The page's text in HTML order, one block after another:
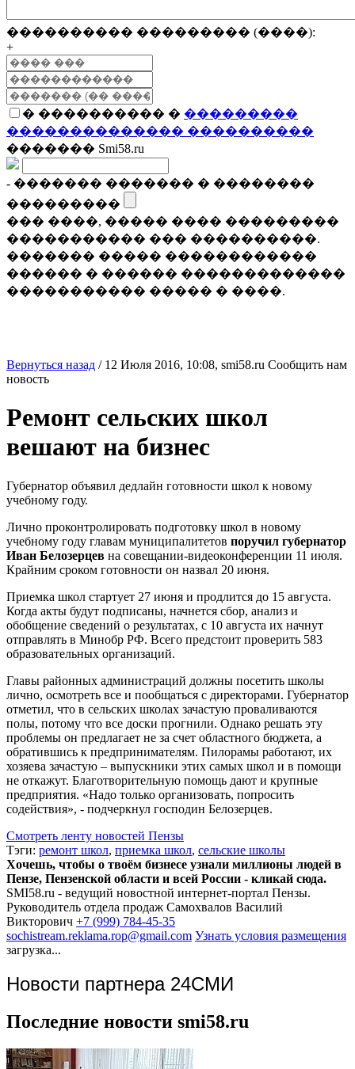
���������� ��������� (����):
+
� ���������� � ���������
�������������� ����������
������� Smi58.ru
- ������� ������� � ��������
���������
��� ����, ����� ���� ���������
����������� ��� ����������.
������� ����� ������������
������ � ������ �������������
����������� ����� � ����.
Вернуться назад / 12 Июля 2016, 10:08, smi58.ru Сообщить нам
новость
Ремонт сельских школ
вешают на бизнес
Губернатор объявил дедлайн готовности школ к новому
учебному году.
Лично проконтролировать подготовку школ в новому
учебному году главам муниципалитетов поручил губернатор
Иван Белозерцев на совещании-видеоконференции 11 июля.
Крайним сроком готовности он назвал 20 июня.
Приемка школ стартует 27 июня и продлится до 15 августа.
Когда акты будут подписаны, начнется сбор, анализ и
обобщение сведений о результатах, с 10 августа их начнут
отправлять в Минобр РФ. Всего предстоит проверить 583
образовательных организаций.
Главы районных администраций должны посетить школы
лично, осмотреть все и пообщаться с директорами. Губернатор
отметил, что в сельских школах зачастую проваливаются
полы, потому что все доски прогнили. Однако решать эту
проблемы он предлагает не за счет областного бюджета, а
обратившись к предпринимателям. Пилорамы работают, их
хозяева зачастую – выпускники этих самых школ и в помощи
не откажут. Благотворительную помощь дают и крупные
предприятия. «Надо только организовать, попросить
содействия», - подчеркнул господин Белозерцев.
Смотреть ленту новостей Пензы
Тэги: ремонт школ, приемка школ, сельские школы
Хочешь, чтобы о твоём бизнесе узнали миллионы людей в
Пензе, Пензенской области и всей России - кликай сюда.
SMI58.ru - ведущий новостной интернет-портал Пензы.
Руководитель отдела продаж Самохвалов Василий
Викторович +7 (999) 784-45-35
sochistream.reklama.rop@gmail.com Узнать условия размещения
загрузка...
Новости партнера 24СМИ
Последние новости smi58.ru